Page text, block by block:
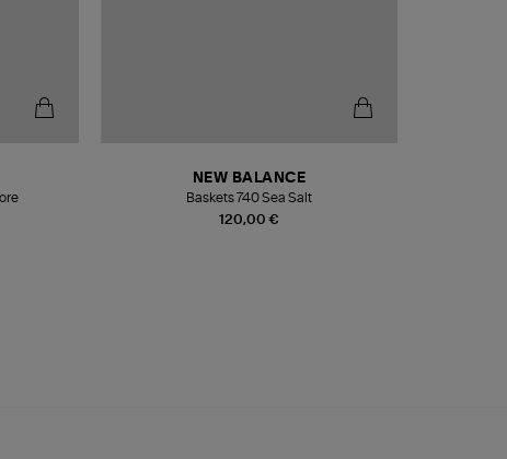
120,00 €
NEW BALANCE
Baskets 740 Sea Salt